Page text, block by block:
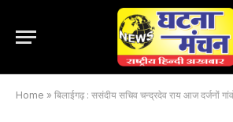
Home » बिलाईगढ़ : ससंदीय सचिव चन्द्रदेव राय आज दर्जनों गांवों